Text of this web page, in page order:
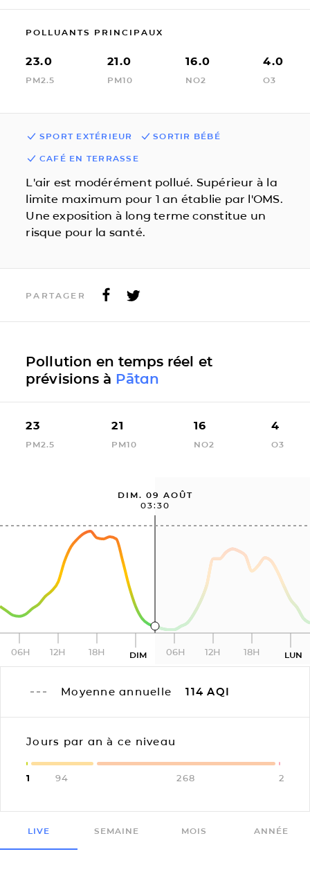
POLLUANTS PRINCIPAUX
23.0
PM2.5
21.0
PM10
16.0
NO2
4.0
O3
SPORT EXTÉRIEUR SORTIR BÉBÉ
CAFÉ EN TERRASSE
L'air est modérément pollué. Supérieur à la
limite maximum pour 1 an établie par l'OMS.
Une exposition à long terme constitue un
risque pour la santé.
PARTAGER
Pollution en temps réel et
prévisions à Pātan
23
PM2.5
21
PM10
16
NO2
4
O3
DIM. 09 AOÛT
03:30
06H 12H 18H DIM 06H 12H 18H LUN
Moyenne annuelle 114 AQI
Jours par an à ce niveau
1 94 268 2
LIVE SEMAINE MOIS ANNÉE